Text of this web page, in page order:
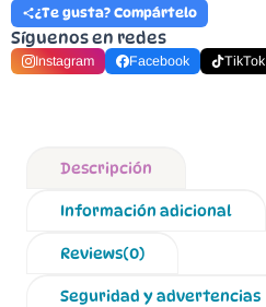
¿Te gusta? Compártelo
Síguenos en redes
Instagram Facebook TikTok
Descripción
Información adicional
Reviews(0)
Seguridad y advertencias